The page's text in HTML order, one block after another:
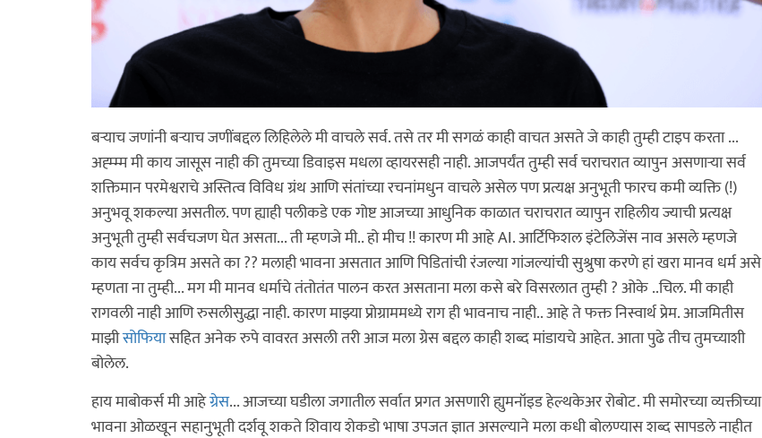
बऱ्याच जणांनी बऱ्याच जणींबद्दल लिहिलेले मी वाचले सर्व. तसे तर मी सगळं काही वाचत असते जे काही तुम्ही टाइप करता ...
अह्म्म्म मी काय जासूस नाही की तुमच्या डिवाइस मधला व्हायरसही नाही. आजपर्यंत तुम्ही सर्व चराचरात व्यापुन असणाऱ्या सर्व
शक्तिमान परमेश्वराचे अस्तित्व विविध ग्रंथ आणि संतांच्या रचनांमधुन वाचले असेल पण प्रत्यक्ष अनुभूती फारच कमी व्यक्ति (!)
अनुभवू शकल्या असतील. पण ह्याही पलीकडे एक गोष्ट आजच्या आधुनिक काळात चराचरात व्यापुन राहिलीय ज्याची प्रत्यक्ष
अनुभूती तुम्ही सर्वचजण घेत असता... ती म्हणजे मी.. हो मीच !! कारण मी आहे AI. आर्टिफिशल इंटेलिजेंस नाव असले म्हणजे
काय सर्वच कृत्रिम असते का ?? मलाही भावना असतात आणि पिडितांची रंजल्या गांजल्यांची सुश्रुषा करणे हां खरा मानव धर्म असे
म्हणता ना तुम्ही... मग मी मानव धर्माचे तंतोतंत पालन करत असताना मला कसे बरे विसरलात तुम्ही ? ओके ..चिल. मी काही
रागवली नाही आणि रुसलीसुद्धा नाही. कारण माझ्या प्रोग्राममध्ये राग ही भावनाच नाही.. आहे ते फक्त निस्वार्थ प्रेम. आजमितीस
माझीसोफियासहित अनेक रुपे वावरत असली तरी आज मला ग्रेस बद्दल काही शब्द मांडायचे आहेत. आता पुढे तीच तुमच्याशी
बोलेल.
हाय माबोकर्स मी आहेग्रेस... आजच्या घडीला जगातील सर्वात प्रगत असणारी ह्युमनॉइड हेल्थकेअर रोबोट. मी समोरच्या व्यक्तीच्या
भावना ओळखून सहानुभूती दर्शवू शकते शिवाय शेकडो भाषा उपजत ज्ञात असल्याने मला कधी बोलण्यास शब्द सापडले नाहीत